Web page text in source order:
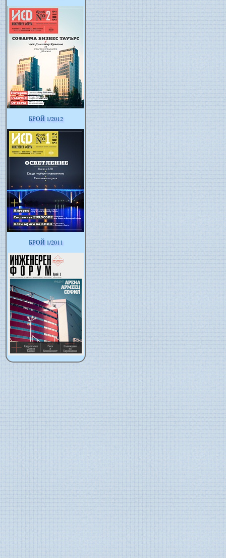
БРОЙ 1/2012
БРОЙ 1/2011